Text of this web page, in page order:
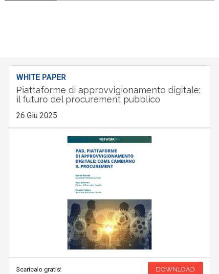
WHITE PAPER
Piattaforme di approvvigionamento digitale:
il futuro del procurement pubblico
26 Giu 2025
Scaricalo gratis! DOWNLOAD